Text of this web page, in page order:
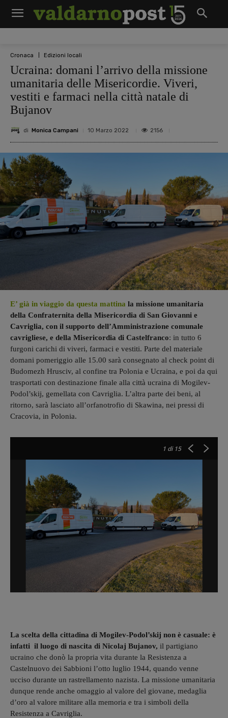
Cronaca Edizioni locali
Ucraina: domani l’arrivo della missione
umanitaria delle Misericordie. Viveri,
vestiti e farmaci nella città natale di
Bujanov
di Monica Campani 10 Marzo 2022 2156
E’ già in viaggio da questa mattina la missione umanitaria
della Confraternita della Misericordia di San Giovanni e
Cavriglia, con il supporto dell’Amministrazione comunale
cavrigliese, e della Misericordia di Castelfranco: in tutto 6
furgoni carichi di viveri, farmaci e vestiti. Parte del materiale
domani pomeriggio alle 15.00 sarà consegnato al check point di
Budomezh Hrusciv, al confine tra Polonia e Ucraina, e poi da qui
trasportati con destinazione finale alla città ucraina di Mogilev-
Podol’skij, gemellata con Cavriglia. L’altra parte dei beni, al
ritorno, sarà lasciato all’orfanotrofio di Skawina, nei pressi di
Cracovia, in Polonia.
1 di 15
La scelta della cittadina di Mogilev-Podol’skij non è casuale: è
infatti il luogo di nascita di Nicolaj Bujanov, il partigiano
ucraino che donò la propria vita durante la Resistenza a
Castelnuovo dei Sabbioni l’otto luglio 1944, quando venne
ucciso durante un rastrellamento nazista. La missione umanitaria
dunque rende anche omaggio al valore del giovane, medaglia
d’oro al valore militare alla memoria e tra i simboli della
Resistenza a Cavriglia.